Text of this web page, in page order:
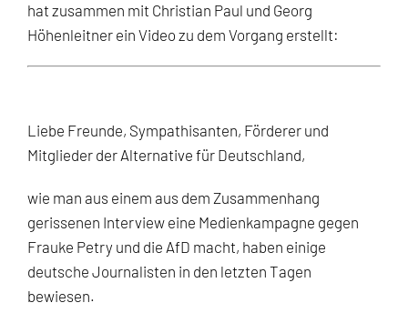
hat zusammen mit Christian Paul und Georg
Höhenleitner ein Video zu dem Vorgang erstellt:
Liebe Freunde, Sympathisanten, Förderer und
Mitglieder der Alternative für Deutschland,
wie man aus einem aus dem Zusammenhang
gerissenen Interview eine Medienkampagne gegen
Frauke Petry und die AfD macht, haben einige
deutsche Journalisten in den letzten Tagen
bewiesen.